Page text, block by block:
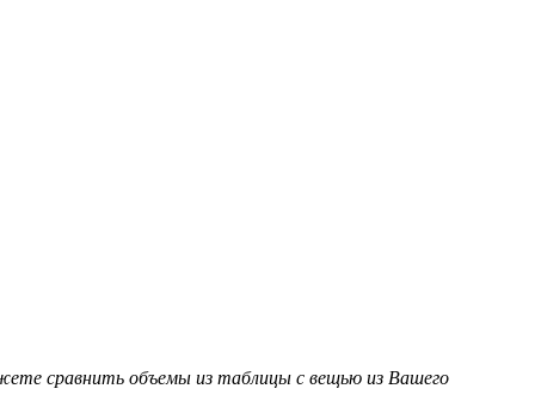
сравнить объемы из таблицы с вещью из Вашего